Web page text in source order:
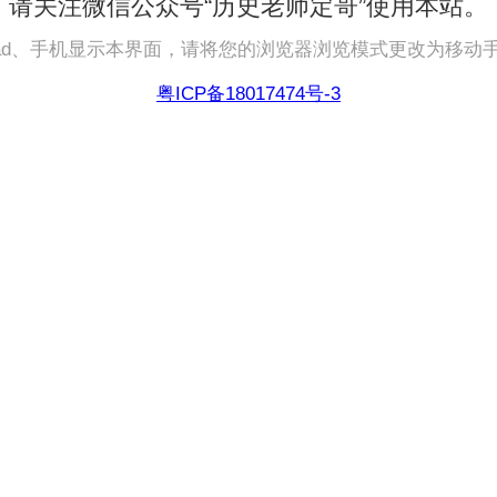
请关注微信公众号“历史老师定哥”使用本站。
、手机显示本界面，请将您的浏览器浏览模式更改为移动
粤ICP备18017474号-3